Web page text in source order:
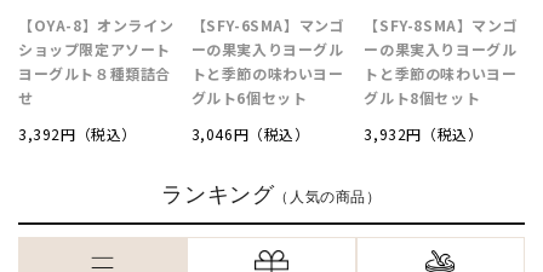
【OYA-8】オンライン
ショップ限定アソート
ヨーグルト８種類詰合
せ
3,392円（税込）
【SFY-6SMA】マンゴ
ーの果実入りヨーグル
トと季節の味わいヨー
グルト6個セット
3,046円（税込）
【SFY-8SMA】マンゴ
ーの果実入りヨーグル
トと季節の味わいヨー
グルト8個セット
3,932円（税込）
ランキング （人気の商品）